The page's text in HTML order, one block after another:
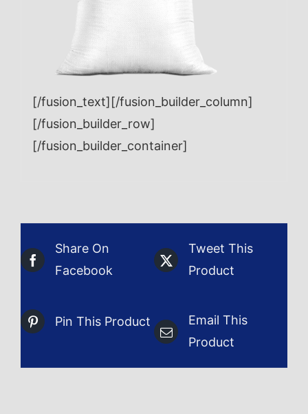
[/fusion_text][/fusion_builder_column]
[/fusion_builder_row]
[/fusion_builder_container]
Share On
Facebook
Tweet This
Product
Pin This Product
Email This
Product